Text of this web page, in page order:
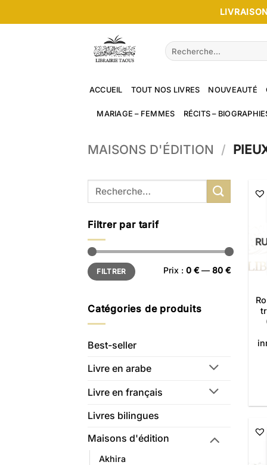
au
Recherche
pour :
ACCUEIL TOUT NOS LIVRES NOUVEAUTÉ
MARIAGE – FEMMES RÉCITS –
MAISONS D'ÉDITION /
Recherche
Filtrer par tarif
Prix
min
Prix
maxFILTRER Prix : 0 € — 80 €
Catégories de produits
Best-seller
Livre en arabe
Livre en français
Livres bilingues
Maisons d'édition
Akhira